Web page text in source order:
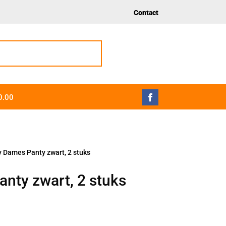
Contact
Dames Panty zwart, 2 stuks
zwart, 2 stuks